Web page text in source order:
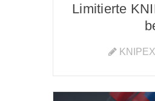
Limitierte
KNIPEX